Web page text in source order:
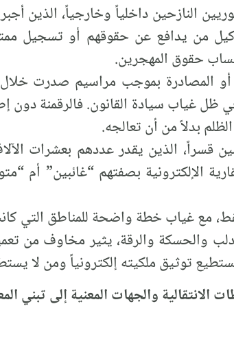
النازحين داخلياً وخارجياً، الذين
من يدافع عن حقوقهم أو تسجيل
حقوق المهجرين.
أو المصادرة بموجب مراسيم صدرت
42)، أو تلك التي نهبت في ظل غياب سيادة القانون.
بدلاً من أن تعالجه.
قسراً، الذين يقدر عددهم بعشرات
الإلكترونية بصفتهم “غائبين” أم
مع غياب خطة واضحة للمناطق التي
والحسكة والرقة، يثير مخاوف من
توثيق ملكيته إلكترونياً ومن لا
والجهات المعنية إلى تبني